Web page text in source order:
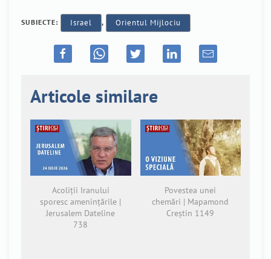
SUBIECTE: Israel , Orientul Mijlociu
Articole similare
Acoliții Iranului
sporesc amenințările |
Jerusalem Dateline
738
Povestea unei
chemări | Mapamond
Creștin 1149